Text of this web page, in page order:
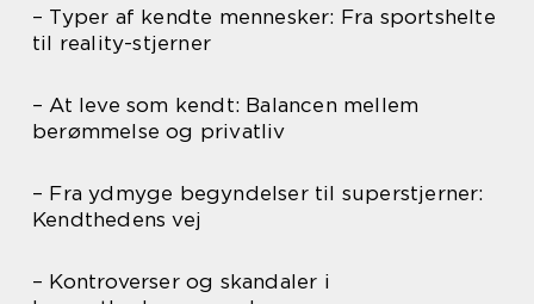
– Typer af kendte mennesker: Fra sportshelte
til reality-stjerner
– At leve som kendt: Balancen mellem
berømmelse og privatliv
– Fra ydmyge begyndelser til superstjerner:
Kendthedens vej
– Kontroverser og skandaler i